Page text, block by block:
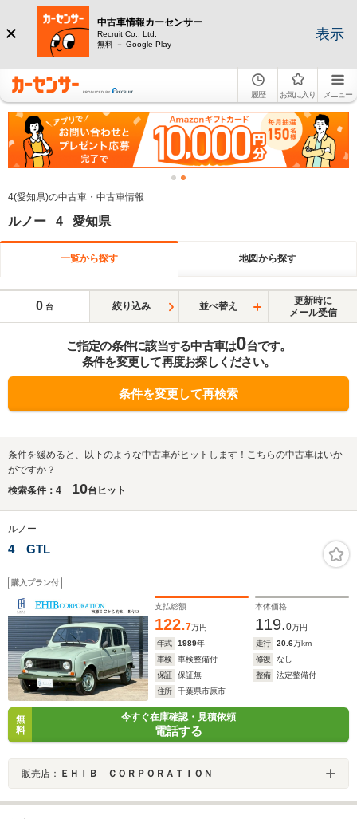
中古車情報カーセンサー
Recruit Co., Ltd.
無料 － Google Play
表示
履歴 お気に入り メニュー
4(愛知県)の中古車・中古車情報
ルノー 4 愛知県
一覧から探す 地図から探す
0 台 絞り込み 並べ替え
更新時に
メール受信
ご指定の条件に該当する中古車は0台です。
条件を変更して再度お探しください。
条件を変更して再検索
条件を緩めると、以下のような中古車がヒットします！こちらの中古車はいか
がですか？
検索条件：4
10台ヒット
ルノー
4 GTL
購入プラン付
支払総額
122.7万円
本体価格
119.0万円
年式
1989年 走行 20.6万km
車検
車検整備付 修復
なし
保証
保証無 整備
法定整備付
住所
千葉県市原市
無
料
今すぐ在庫確認・見積依頼
電話する
販売店： ＥＨＩＢ ＣＯＲＰＯＲＡＴＩＯＮ